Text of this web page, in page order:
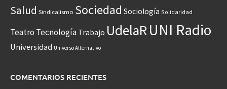
Salud Sindicalismo Sociedad Sociología Solidaridad
Teatro Tecnología Trabajo UdelaRUNI Radio
Universidad Universo Alternativo
COMENTARIOS RECIENTES